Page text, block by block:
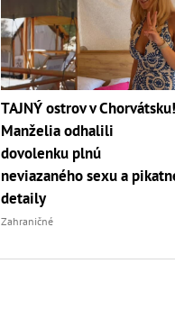
TAJNÝ ostrov v Chorvátsku!
Manželia odhalili
dovolenku plnú
neviazaného sexu a
detaily
Zahraničné